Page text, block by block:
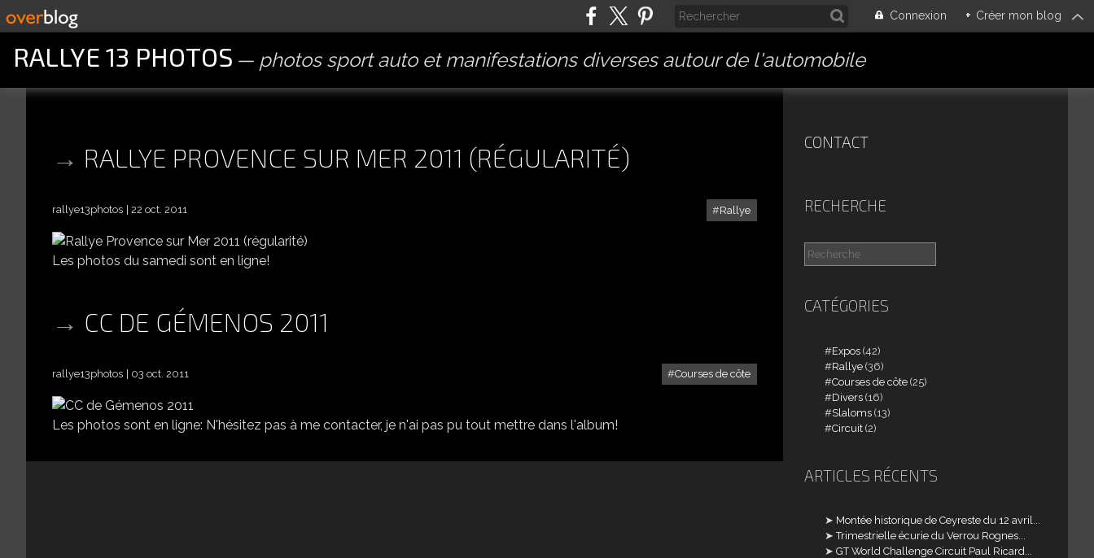
Connexion + Créer mon blog
RALLYE 13 PHOTOS photos sport auto et manifestations diverses autour de l'automobile
RALLYE PROVENCE SUR MER 2011 (RÉGULARITÉ)
Rallye
rallye13photos 22 oct. 2011 RALLYE PROVENCE SUR MER 2011 (RÉGULARITÉ)
Les photos du samedi sont en ligne!
CC DE GÉMENOS 2011
Courses de côte
rallye13photos 03 oct. 2011 CC DE GÉMENOS 2011
Les photos sont en ligne: N'hésitez pas à me contacter, je n'ai pas pu tout mettre dans l'album!
CONTACT
RECHERCHE
CATÉGORIES
Expos (42)
Rallye (36)
Courses de côte (25)
Divers (16)
Slaloms (13)
Circuit (2)
ARTICLES RÉCENTS
Montée historique de Ceyreste du 12 avril...
Trimestrielle écurie du Verrou Rognes...
GT World Challenge Circuit Paul Ricard...